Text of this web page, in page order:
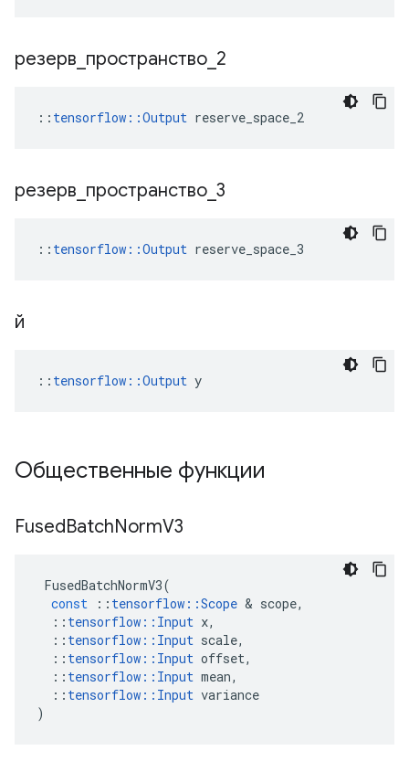
резерв пространство 2
:: tensorflow::Output reserve_space_2
резерв пространство 3
:: tensorflow::Output reserve_space_3
й
:: tensorflow::Output y
Общественные функции
FusedBatchNormV3
FusedBatchNormV3(
const
:: tensorflow ::Scope & scope,
:: tensorflow :: Input x,
:: tensorflow :: Input scale,
:: tensorflow :: Input offset,
:: tensorflow :: Input mean,
:: tensorflow :: Input variance
)